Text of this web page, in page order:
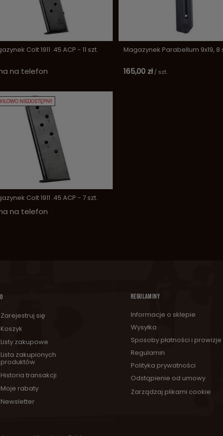
Colt 1911 .45 ACP - 11 szt.
na telefon
Magazynek Parabellum 9x19, 8
165,00 zł / szt.
NIEDOSTĘPNY
Colt 1911 .45 ACP - 7 szt.
na telefon
Zarejestruj się
Koszyk
Listy zakupowe
Lista zakupionych
produktów
Historia transakcji
Moje rabaty
Newsletter
REGULAMINY
Informacje o sklepie
Wysyłka
Sposoby płatności i prowizje
Regulamin
Polityka prywatności
Odstąpienie od umowy
Zarządzaj plikami cookie